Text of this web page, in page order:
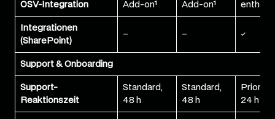
OSV-Integration Add-on¹ Add-on¹
Integrationen
(SharePoint)
– – ✓
Support & Onboarding
Support-
Reaktionszeit
Standard,
48 h
Standard,
48 h
24 h